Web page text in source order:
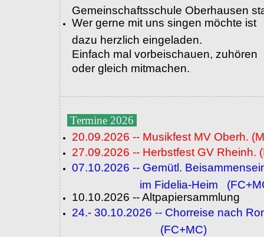
Gemeinschaftsschule Oberhausen
Wer gerne mit uns singen möchte ist
dazu herzlich eingeladen.
Einfach mal vorbeischauen, zuhören
oder gleich mitmachen.
Termine 2026
20.09.2026 -- Musikfest MV Oberh.
27.09.2026 -- Herbstfest GV Rheinh.
07.10.2026 -- Gemütl.
im Fidelia-Heim
10.10.2026 -- Altpapiersammlung
24.- 30.10.2026 -- Chorreise nach
(FC+MC)